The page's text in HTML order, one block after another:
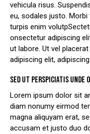
vehicula risus.
eu, sodales justo.
turpis enim
onsectetur adipiscing
ut labore. Ut vel
adipiscing elit,
SED UT PERSPICIATIS UNDE
Lorem ipsum dolor sit
diam nonumy eirmod
magna aliquyam erat,
accusam et justo duo